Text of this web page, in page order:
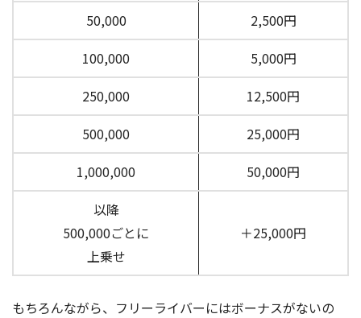
50,000
2,500円
100,000
5,000円
250,000
12,500円
500,000
25,000円
1,000,000
50,000円
以降
500,000ごとに
上乗せ
＋25,000円
もちろんながら、フリーライバーにはボーナスがないの